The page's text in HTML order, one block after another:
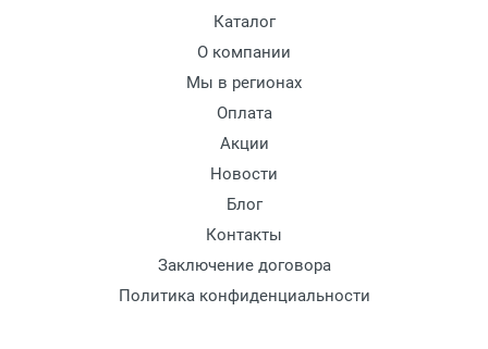
Доставляем товар по Москве компанией
Сдэк до ближайшего к вам пункта
Доставка транспортными компаниями по
Данный способ доставки осуществляется
преимущественно по России.
Мы сотрудничаем с различными
Каталог
О компании
Мы в регионах
Оплата
Акции
Новости
Блог
Контакты
Заключение договора
Политика конфиденциальности